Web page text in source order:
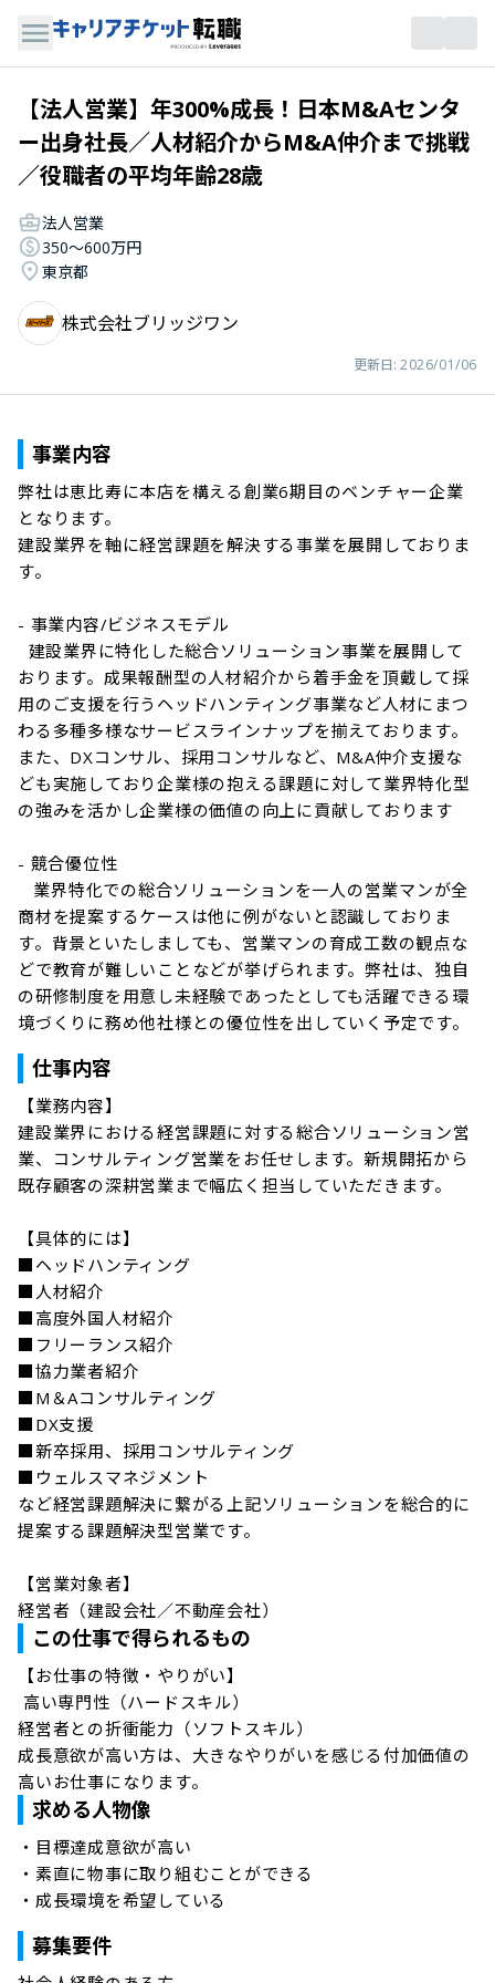
【法人営業】年300%成長！日本M&Aセンタ
ー出身社長／人材紹介からM&A仲介まで挑戦
／役職者の平均年齢28歳
法人営業
350〜600万円
東京都
株式会社ブリッジワン
更新日: 2026/01/06
事業内容
弊社は恵比寿に本店を構える創業6期目のベンチャー企業
となります。
建設業界を軸に経営課題を解決する事業を展開しておりま
す。
- 事業内容/ビジネスモデル
おります。成果報酬型の人材紹介から着手金を頂戴して採
用のご支援を行うヘッドハンティング事業など人材にまつ
わる多種多様なサービスラインナップを揃えております。
また、DXコンサル、採用コンサルなど、M&A仲介支援な
ども実施しており企業様の抱える課題に対して業界特化型
の強みを活かし企業様の価値の向上に貢献しております
- 競合優位性
商材を提案するケースは他に例がないと認識しておりま
す。背景といたしましても、営業マンの育成工数の観点な
どで教育が難しいことなどが挙げられます。弊社は、独自
の研修制度を用意し未経験であったとしても活躍できる環
境づくりに務め他社様との優位性を出していく予定です。
仕事内容
【業務内容】
建設業界における経営課題に対する総合ソリューション営
業、コンサルティング営業をお任せします。新規開拓から
既存顧客の深耕営業まで幅広く担当していただきます。
【具体的には】
■ヘッドハンティング
■人材紹介
■高度外国人材紹介
■フリーランス紹介
■協力業者紹介
■М＆Aコンサルティング
■DX支援
■新卒採用、採用コンサルティング
■ウェルスマネジメント
など経営課題解決に繋がる上記ソリューションを総合的に
提案する課題解決型営業です。
【営業対象者】
経営者（建設会社／不動産会社）
この仕事で得られるもの
【お仕事の特徴・やりがい】
経営者との折衝能力（ソフトスキル）
成長意欲が高い方は、大きなやりがいを感じる付加価値の
高いお仕事になります。
求める人物像
・目標達成意欲が高い
・素直に物事に取り組むことができる
・成長環境を希望している
募集要件